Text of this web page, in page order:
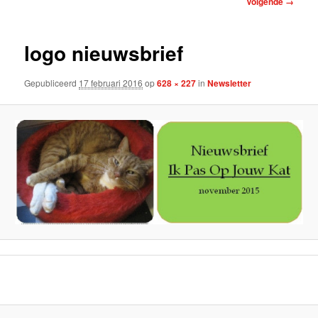
logo nieuwsbrief
Gepubliceerd 17 februari 2016 op628 × 227inNewsletter